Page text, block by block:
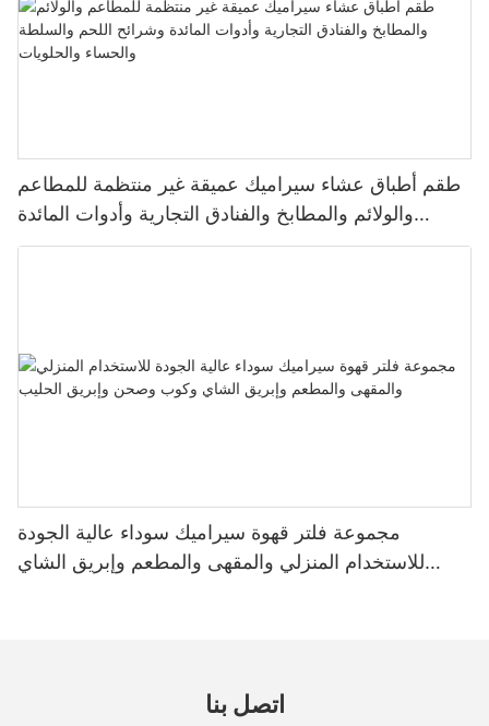
طقم أطباق عشاء سيراميك عميقة غير منتظمة للمطاعم
والولائم والمطابخ والفنادق التجارية وأدوات المائدة
وشرائح اللحم والسلطة والحساء والحلويات
مجموعة فلتر قهوة سيراميك سوداء عالية الجودة
للاستخدام المنزلي والمقهى والمطعم وإبريق الشاي
اتصل بنا